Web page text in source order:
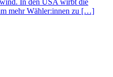
In den USA wirbt die
mehr Wähler:innen zu […]